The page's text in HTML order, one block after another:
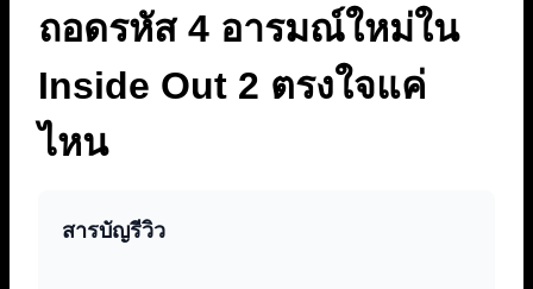
ถอดรหัส 4 อารมณ์ใหม่ใน
Inside Out 2 ตรงใจแค่
ไหน
สารบัญรีวิว